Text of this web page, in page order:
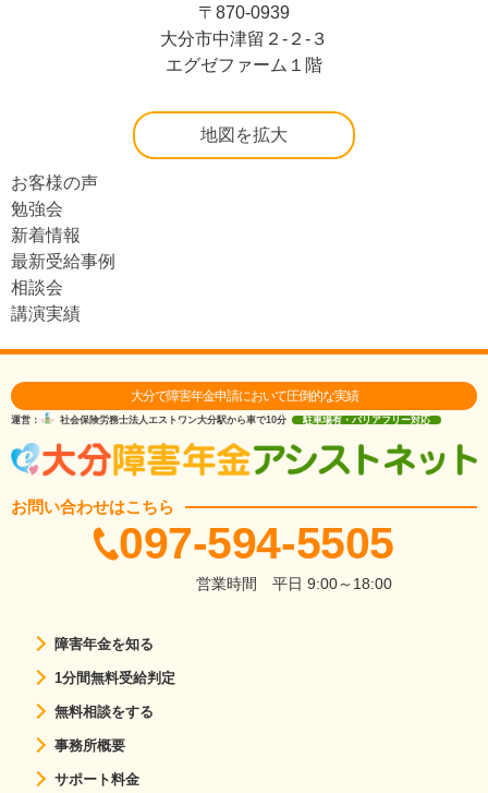
〒870-0939
大分市中津留２-２-３
エグゼファーム１階
地図を拡大
お客様の声
勉強会
新着情報
最新受給事例
相談会
講演実績
大分で障害年金申請において圧倒的な実績
運営： 社会保険労務士法人エストワン大分駅から車で10分 駐車場有・バリアフリー対応
お問い合わせはこちら
097-594-5505
営業時間 平日 9:00～18:00
障害年金を知る
1分間無料受給判定
無料相談をする
事務所概要
サポート料金